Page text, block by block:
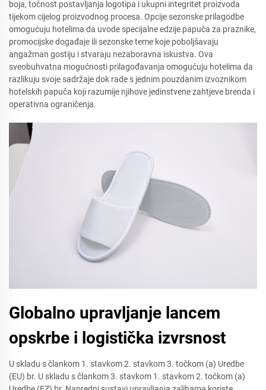
boja, točnost postavljanja logotipa i ukupni integritet proizvoda
tijekom cijelog proizvodnog procesa. Opcije sezonske prilagodbe
omogućuju hotelima da uvode specijalne edzije papuča za praznike,
promocijske događaje ili sezonske teme koje poboljšavaju
angažman gostiju i stvaraju nezaboravna iskustva. Ova
sveobuhvatna mogućnosti prilagođavanja omogućuju hotelima da
razlikuju svoje sadržaje dok rade s jednim pouzdanim izvoznikom
hotelskih papuča koji razumije njihove jedinstvene zahtjeve brenda i
operativna ograničenja.
Globalno upravljanje lancem
opskrbe i logistička izvrsnost
U skladu s člankom 1. stavkom 2. stavkom 3. točkom (a) Uredbe
(EU) br. U skladu s člankom 3. stavkom 1. stavkom 2. točkom (a)